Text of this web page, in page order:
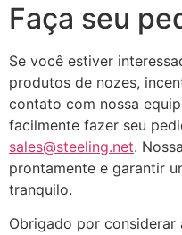
Faça seu
Se você estiver
produtos de nozes,
contato com nossa
facilmente fazer seu
sales@steeling.net.
prontamente e garantir
tranquilo.
Obrigado por considerar